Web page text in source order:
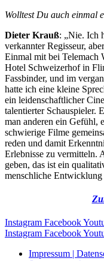
Wolltest Du auch einmal
Dieter Krauß: „Nie. Ich
verkannter Regisseur,
Einmal mit bei Telemach
Hotel Schweizerhof in
Fassbinder, und im
hatte ich eine kleine
ein leidenschaftlicher
talentierter Schauspieler.
man anderen ein Gefühl,
schwierige Filme
reden und damit
Erlebnisse zu vermitteln.
geben, das ist ein
menschliche Entwicklung
Instagram Facebook
Instagram Facebook
Impressum |